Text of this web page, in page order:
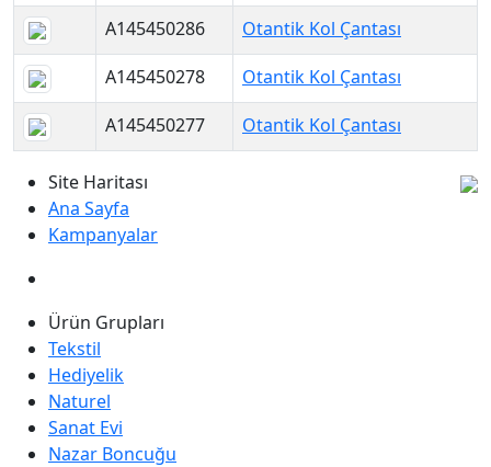
A145450286
Otantik Kol Çantası
A145450278
Otantik Kol Çantası
A145450277
Otantik Kol Çantası
Site Haritası
Ana Sayfa
Kampanyalar
Ürün Grupları
Tekstil
Hediyelik
Naturel
Sanat Evi
Nazar Boncuğu